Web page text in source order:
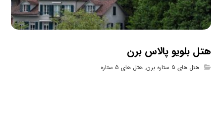
هتل بلویو پالاس برن
هتل های 5 ستاره برن ,هتل های 5 ستاره